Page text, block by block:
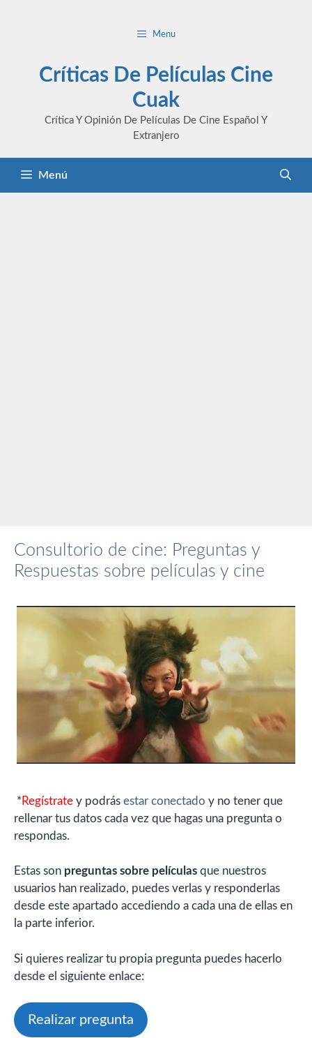
Menu
Críticas De Películas Cine
Cuak
Crítica Y Opinión De Películas De Cine Español Y
Extranjero
Menú
Consultorio de cine: Preguntas y
Respuestas sobre películas y cine
* Regístrate y podrás estar conectado y no tener que
rellenar tus datos cada vez que hagas una pregunta o
respondas.
Estas son preguntas sobre películas que nuestros
usuarios han realizado, puedes verlas y responderlas
desde este apartado accediendo a cada una de ellas en
la parte inferior.
Si quieres realizar tu propia pregunta puedes hacerlo
desde el siguiente enlace:
Realizar pregunta